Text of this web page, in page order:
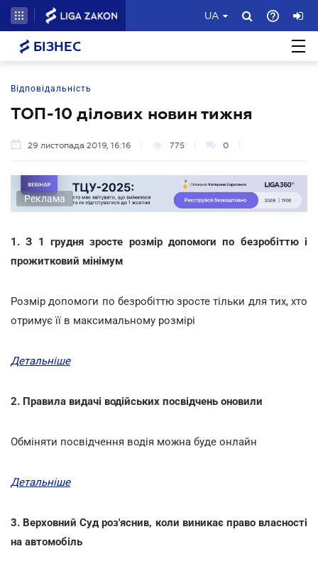
UA
БІЗНЕС
Відповідальність
ТОП-10 ділових новин тижня
29 листопада 2019, 16:16 775 0
Реклама
1. З 1 грудня зросте розмір допомоги по безробіттю і
прожитковий мінімум
Розмір допомоги по безробіттю зросте тільки для тих, хто
отримує її в максимальному розмірі
Детальніше
2. Правила видачі водійських посвідчень оновили
Обміняти посвідчення водія можна буде онлайн
Детальніше
3. Верховний Суд роз'яснив, коли виникає право власності
на автомобіль